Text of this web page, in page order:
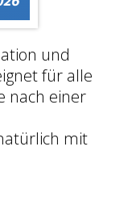
und
für alle
nach einer
mit